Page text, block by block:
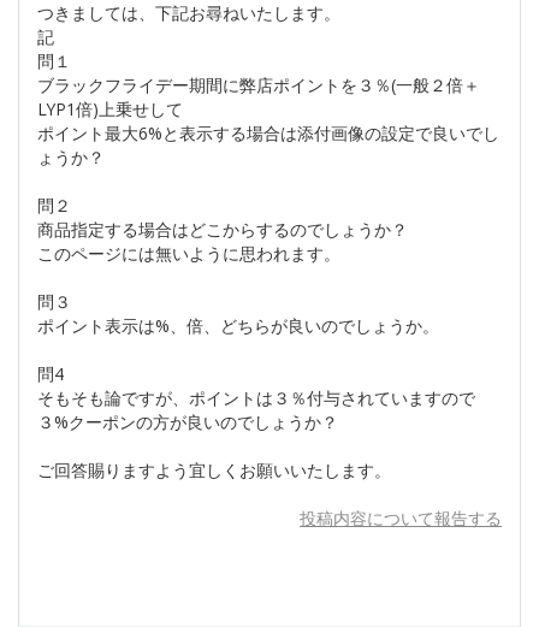
つきましては、下記お尋ねいたします。
記
問１
ブラックフライデー期間に弊店ポイントを３％(一般２倍＋
LYP1倍)上乗せして
ポイント最大6%と表示する場合は添付画像の設定で良いでし
ょうか？
問２
商品指定する場合はどこからするのでしょうか？
このページには無いように思われます。
問３
ポイント表示は%、倍、どちらが良いのでしょうか。
問4
そもそも論ですが、ポイントは３％付与されていますので
３%クーポンの方が良いのでしょうか？
ご回答賜りますよう宜しくお願いいたします。
投稿内容について報告する